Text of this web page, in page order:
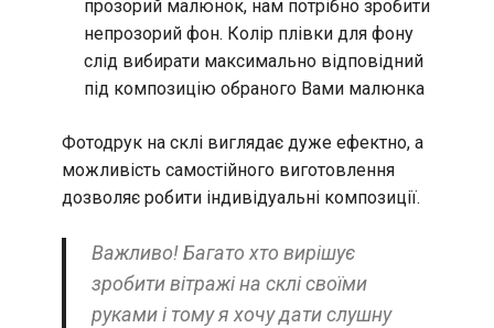
прозорий малюнок, нам потрібно зробити
непрозорий фон. Колір плівки для фону
слід вибирати максимально відповідний
під композицію обраного Вами малюнка
Фотодрук на склі виглядає дуже ефектно, а
можливість самостійного виготовлення
дозволяє робити індивідуальні композиції.
Важливо! Багато хто вирішує
зробити вітражі на склі своїми
руками і тому я хочу дати слушну